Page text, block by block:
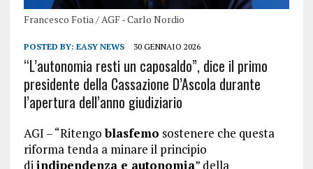
Francesco Fotia / AGF - Carlo Nordio
POSTED BY: EASY NEWS 30 GENNAIO 2026
“L’autonomia resti un caposaldo”, dice il primo
presidente della Cassazione D’Ascola durante
l’apertura dell’anno giudiziario
AGI – “Ritengoblasfemo sostenere che questa
riforma tenda a minare il principio
diindipendenza e autonomia” della